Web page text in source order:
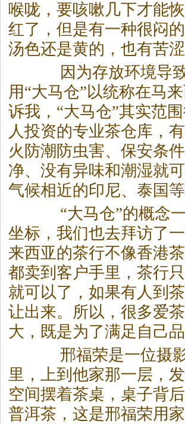
喉咙，要咳嗽几下才能
红了，但是有一种很闷
汤色还是黄的，也有苦
因为存放环境导
用“大马仓”以统称在马
诉我，“大马仓”其实范
人投资的专业茶仓库，
火防潮防虫害、保安条
净、没有异味和潮湿就
气候相近的印尼、泰国等
“大马仓”的概念一
坐标，我们也去拜访了
来西亚的茶行不像香港茶
都卖到客户手里， 茶行
就可以了，如果有人到 茶
让出来。所以，很多爱茶
大，既是为了满足自己
邢福荣是一位摄影
里，上到他家那一层，
空间摆着茶桌，桌子背
普洱茶 ，这是邢福荣用